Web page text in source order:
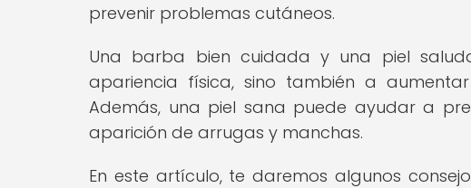
prevenir problemas cutáneos.
Una barba bien cuidada y una piel
apariencia física, sino también a
Además, una piel sana puede ayudar a
aparición de arrugas y manchas.
En este artículo, te daremos algunos